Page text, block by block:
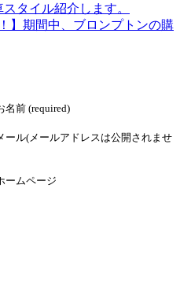
タイル紹介します。
】期間中、ブロンプトンの購
名前 (required)
ール(メールアドレスは公開されませ
ームページ